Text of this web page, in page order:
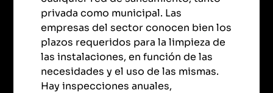
privada como municipal. Las
empresas del sector conocen bien los
plazos requeridos para la limpieza de
las instalaciones, en función de las
necesidades y el uso de las mismas.
Hay inspecciones anuales,